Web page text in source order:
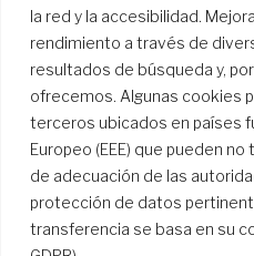
la red y la accesibilidad.
rendimiento a través de
resultados de búsqueda y,
ofrecemos. Algunas cookies
terceros ubicados en países
Europeo (EEE) que pueden
de adecuación de las
protección de datos
transferencia se basa en su
Società del